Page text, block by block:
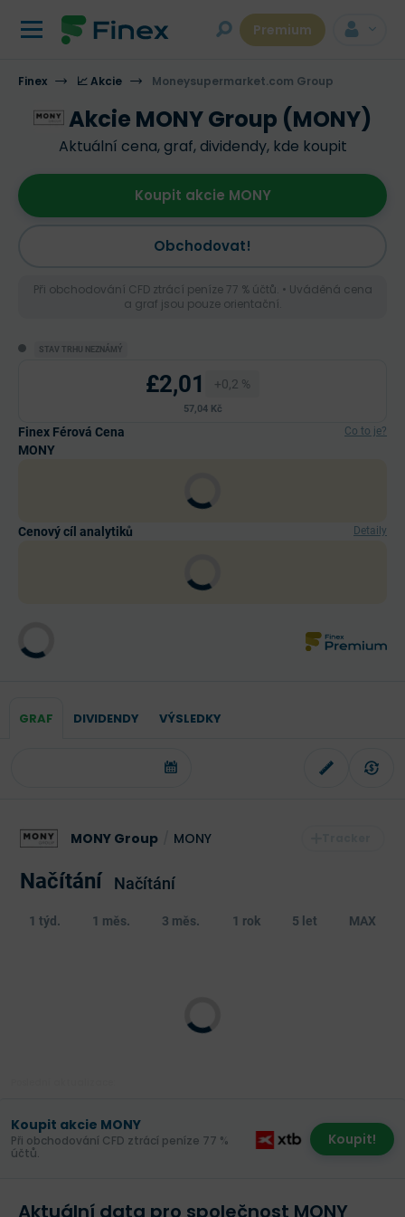
Premium
Finex 📈 Akcie Moneysupermarket.com Group
Akcie MONY Group (MONY)
Aktuální cena, graf, dividendy, kde koupit
Obchodovat!
Koupit akcie MONY
Při obchodování CFD ztrácí peníze 77 % účtů. • Uváděná cena
a graf jsou pouze orientační.
STAV TRHU NEZNÁMÝ
£2,01 +0,2 %
57,04 Kč
Finex Férová Cena
MONY
Co to je?
Cenový cíl analytiků Detaily
GRAF DIVIDENDY VÝSLEDKY
MONY Group MONY
Načítání Načítání
1 týd. 1 měs. 3 měs. 1 rok 5 let MAX
Koupit akcie MONY
Při obchodování CFD ztrácí peníze 77 %
účtů.
Koupit!
Aktuální data pro společnost MONY